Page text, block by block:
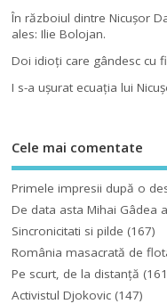
În războiul dintre Nicuşor
ales: Ilie Bolojan.
Doi idioţi care gândesc cu
I s-a uşurat ecuaţia lui
Cele mai comentate
Primele impresii după o
De data asta Mihai Gâdea
Sincronicitati si pilde (167)
România masacrată de
Pe scurt, de la distanță
Activistul Djokovic (147)